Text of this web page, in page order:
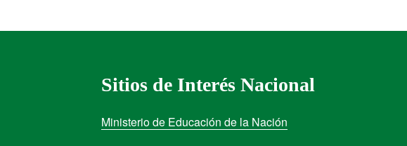
Sitios de Interés Nacional
Ministerio de Educación de la Nación